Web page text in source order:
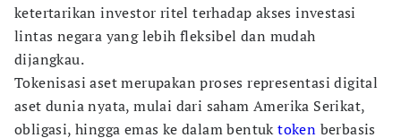
ketertarikan investor ritel terhadap akses investasi
lintas negara yang lebih fleksibel dan mudah
dijangkau.
Tokenisasi aset merupakan proses representasi digital
aset dunia nyata, mulai dari saham Amerika Serikat,
obligasi, hingga emas ke dalam bentuktoken berbasis